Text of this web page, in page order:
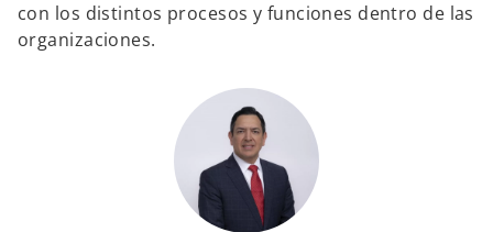
con los distintos procesos y funciones dentro de las
organizaciones.